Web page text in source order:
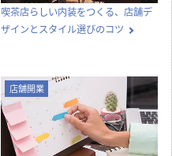
喫茶店らしい内装をつくる、店舗デ
ザインとスタイル選びのコツ
店舗開業